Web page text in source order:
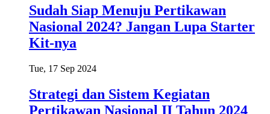
Sudah Siap Menuju Pertikawan
Nasional 2024? Jangan Lupa Starter
Kit-nya
Tue, 17 Sep 2024
Strategi dan Sistem Kegiatan
Pertikawan Nasional II Tahun 2024